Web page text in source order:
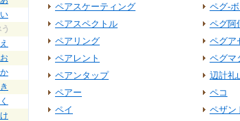
ペアスケーティング
ペアスペクトル
ペアリング
ペアレント
ペアンタップ
ペアー
ペイ
ペグ‐
ペグ阿
ペグア
ペグマ
辺計礼
ペコ
ペザン